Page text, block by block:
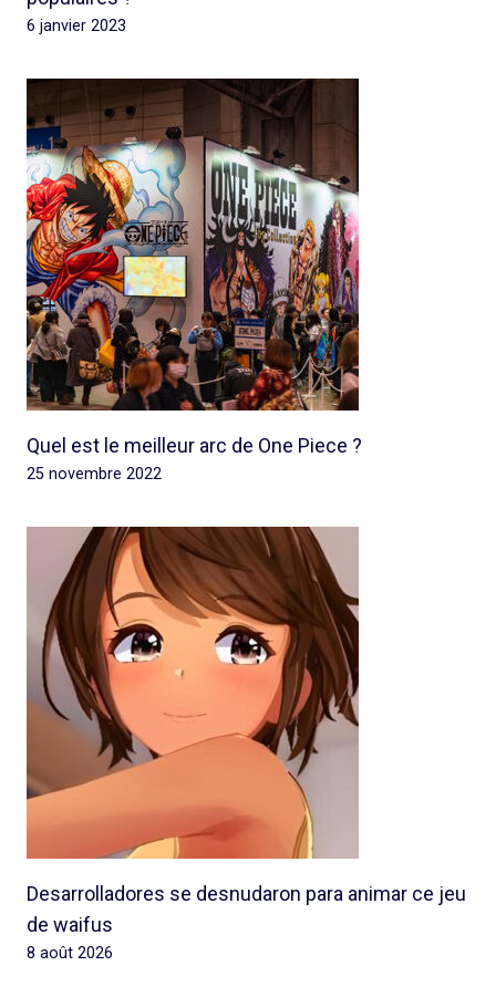
6 janvier 2023
Quel est le meilleur arc de One Piece ?
25 novembre 2022
Desarrolladores se desnudaron para animar ce jeu
de waifus
8 août 2026